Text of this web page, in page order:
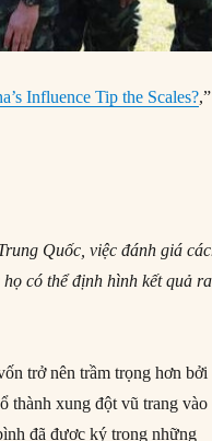
Influence Tip the Scales?,”
Quốc, việc đánh giá
có thể định hình kết quả ra
trở nên trầm trọng hơn bởi
thành xung đột vũ trang vào
đã được ký trong những